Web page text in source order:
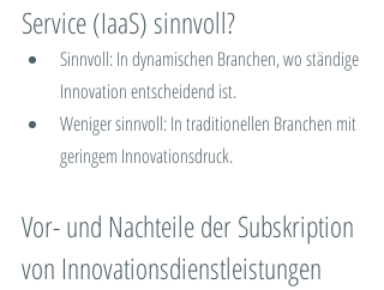
Service (IaaS) sinnvoll?
Sinnvoll: In dynamischen Branchen, wo ständige
Innovation entscheidend ist.
Weniger sinnvoll: In traditionellen Branchen mit
geringem Innovationsdruck.
Vor- und Nachteile der Subskription
von Innovationsdienstleistungen